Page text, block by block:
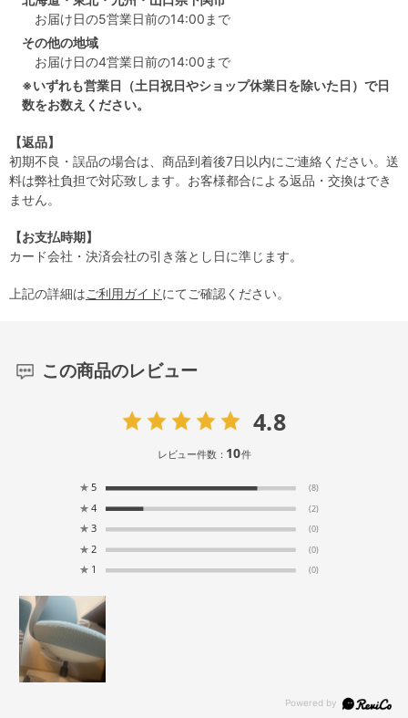
お届け日の5営業日前の14:00まで
その他の地域
お届け日の4営業日前の14:00まで
※いずれも営業日（土日祝日やショップ休業日を除いた日）で日
数をお数えください。
【返品】
初期不良・誤品の場合は、商品到着後7日以内にご連絡ください。送
料は弊社負担で対応致します。お客様都合による返品・交換はでき
ません。
【お支払時期】
カード会社・決済会社の引き落とし日に準じます。
上記の詳細はご利用ガイドにてご確認ください。
この商品のレビュー
4.8
レビュー件数： 10件
★ 5 (8)
★ 4 (2)
★ 3 (0)
★ 2 (0)
★ 1 (0)